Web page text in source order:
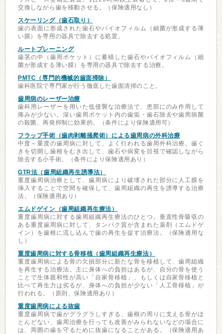
交換しながら歯を移動させる。（保険適用なし）
スケーリング（歯石取り）
歯の表面に形成された歯石やバイオフィルム（細菌が形成する薄
い膜）を専用の器具で除去する処置。
ルートプレーニング
歯茎の中（歯周ポケット）に蓄積した歯石やバイオフィルム（細
菌が形成する薄い膜）を専用の器具で除去する治療。
PMTC（専門的機械的歯面掃除）
歯科医院で専門家が行う徹底した歯面清掃のこと。
歯周病のレーザー治療
歯科用レーザーを用いた低侵襲な治療法で、患部にのみ作用して
痛みが少ない。深い歯周ポケット内の歯垢・歯石除去や歯周病菌
の殺菌、再発抑制に効果的。（条件により保険適用可）
フラップ手術（歯肉剥離掻爬術）による歯周病の外科治療
中度～重度の歯周病に対して、よく行われる歯周外科治療。歯ぐ
きを切開し歯根をむき出して、歯石や病変を目視で確認しながら
除去する小手術。（条件により保険適用あり）
GTR法（歯周組織再生誘導法）
重度歯周病治療として、歯周病により破壊された部分に人工膜を
挿入することで空間を確保して、歯周組織の再生を誘導する治療
法。（保険適用あり）
エムドゲイン（歯周組織再生療法）
重度歯周病に対する歯周組織再生療法のひとつ。垂直性骨吸収の
ある重度歯周病に対して、タンパク質が含まれた薬剤（エムドゲ
イン）を歯根に流し込んで歯の再生を促す治療法。（保険適用な
し）
重度歯周病に対する骨移植（歯周組織再生療法）
重度歯周病による骨の欠損部分に新たな骨を移植して、歯周組織
を再生する治療法。主に身体への負担はあるが、自分の骨を使う
ことで生体親和性が高い「自家骨移植」、もしくは自家骨移植と
比べて再生力は劣るが、身体への負担が少ない「人工骨移植」が
行われる。（原則、保険適用あり）
重度歯周病による抜歯
重度歯周病で歯がグラグラしすぎる、歯根の周りに支える骨がほ
とんどない、歯周治療を行っても改善がみられないなどの場合に
は、周囲の歯を守るために抜歯になることがある。（保険適用あ